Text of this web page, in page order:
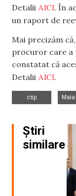
Detalii AICI. În
un raport de
Mai precizăm
procuror care a
constatat că
Detalii AICI.
csp
Știri
similare